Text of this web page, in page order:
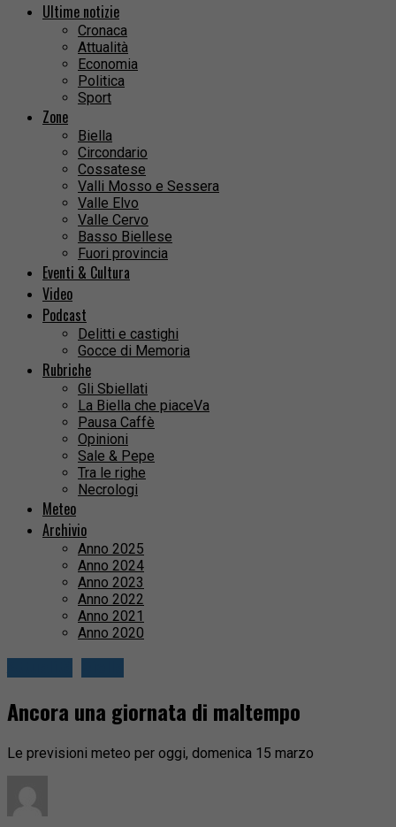
Ultime notizie
Cronaca
Attualità
Economia
Politica
Sport
Zone
Biella
Circondario
Cossatese
Valli Mosso e Sessera
Valle Elvo
Valle Cervo
Basso Biellese
Fuori provincia
Eventi & Cultura
Video
Podcast
Delitti e castighi
Gocce di Memoria
Rubriche
Gli Sbiellati
La Biella che piaceVa
Pausa Caffè
Opinioni
Sale & Pepe
Tra le righe
Necrologi
Meteo
Archivio
Anno 2025
Anno 2024
Anno 2023
Anno 2022
Anno 2021
Anno 2020
Ancora una giornata di maltempo
Le previsioni meteo per oggi, domenica 15 marzo